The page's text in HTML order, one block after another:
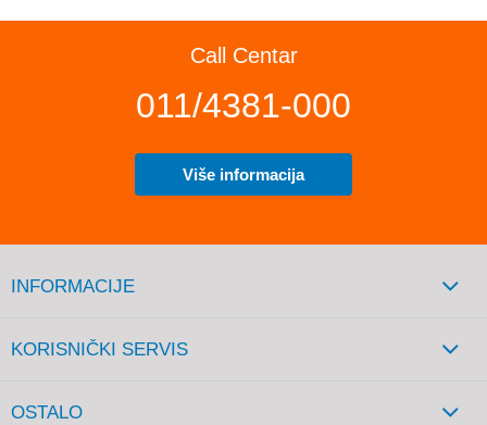
Call Centar
011/4381-000
Više informacija
INFORMACIJE
KORISNIČKI SERVIS
OSTALO